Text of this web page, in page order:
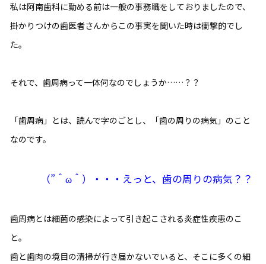
私は阿南歯科に勤める前は一般の事務職をしておりましたので、
掛かりつけの歯医者さんからこの事実を聞いた時は衝撃的でし
た。
それで、歯周病って一体何なのでしょうか……？？
「歯周病」とは、読んで字のごとし、「歯の周りの病気」のこと
なのです。
（”＾ω＾）・・・えっと、歯の周りの病気？？
歯周病とは細菌の感染によって引き起こされる炎症性疾患のこ
と。
歯と歯肉の境目の清掃が行き届かないでいると、そこに多くの細